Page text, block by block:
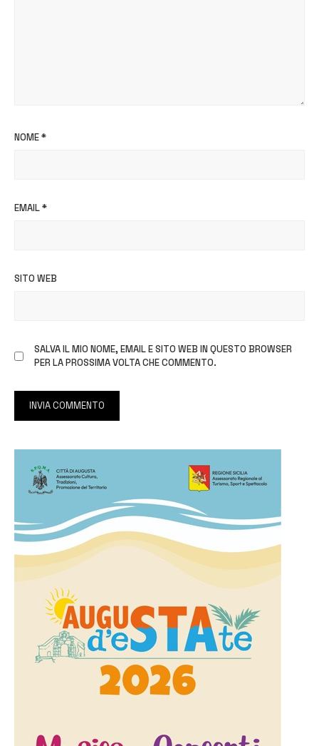
NOME*
EMAIL*
SITO WEB
SALVA IL MIO NOME, EMAIL E SITO WEB IN QUESTO BROWSER
PER LA PROSSIMA VOLTA CHE COMMENTO.